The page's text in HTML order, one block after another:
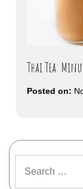
Thai Tea:
Posted on:
for: